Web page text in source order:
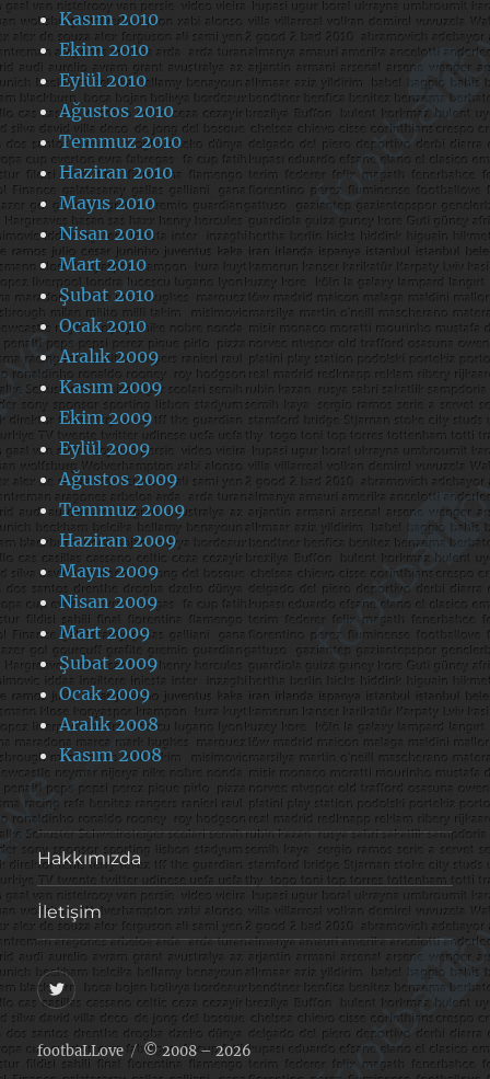
Kasım 2010
Ekim 2010
Eylül 2010
Ağustos 2010
Temmuz 2010
Haziran 2010
Mayıs 2010
Nisan 2010
Mart 2010
Şubat 2010
Ocak 2010
Aralık 2009
Kasım 2009
Ekim 2009
Eylül 2009
Ağustos 2009
Temmuz 2009
Haziran 2009
Mayıs 2009
Nisan 2009
Mart 2009
Şubat 2009
Ocak 2009
Aralık 2008
Kasım 2008
Hakkımızda
İletişim
@footballove
footbaLLove © 2008 – 2026